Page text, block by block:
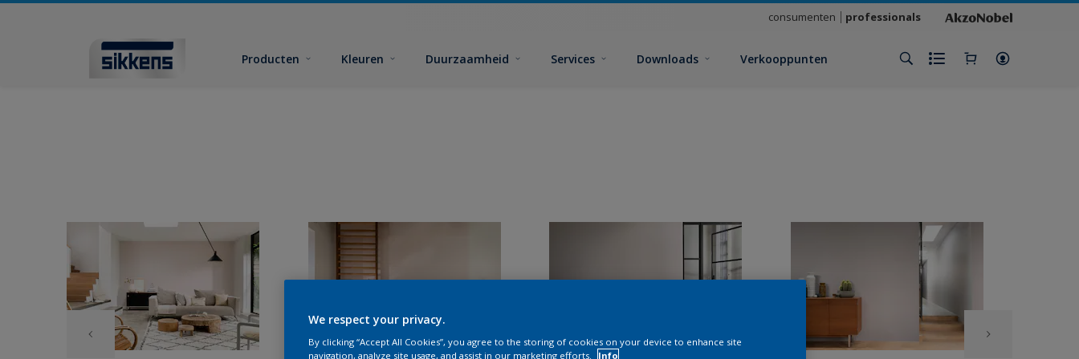
consumenten professionals
Producten Kleuren Duurzaamheid Services Downloads Verkooppunten
We respect your privacy.
By clicking “Accept All Cookies”, you agree to the storing of cookies on your device to enhance site
navigation, analyze site usage, and assist in our marketing efforts.
Info